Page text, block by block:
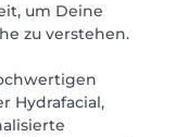
um Deine
zu verstehen.
Hydrafacial,